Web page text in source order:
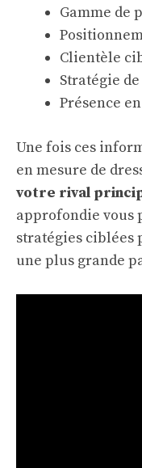
Gamme de
Clientèle
Stratégie
Présence
Une fois ces
en mesure de
votre rival
approfondie vous
stratégies ciblées
une plus grande